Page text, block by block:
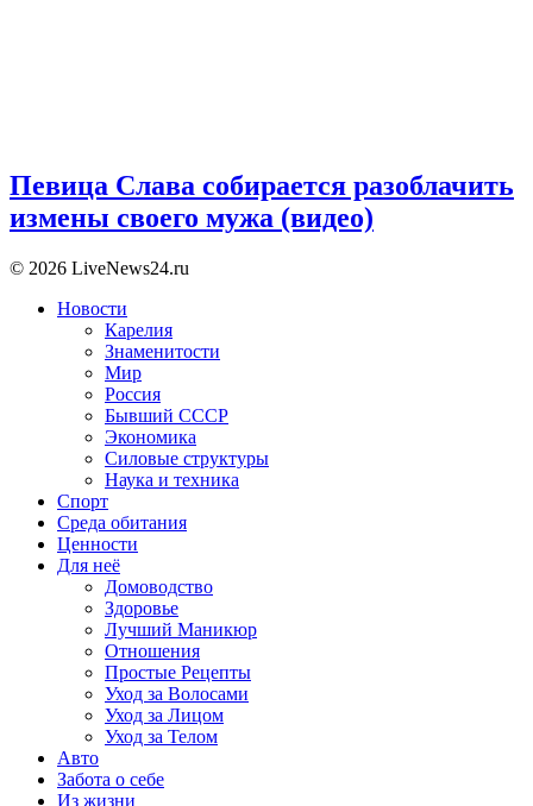
Певица Слава собирается разоблачить
измены своего мужа (видео)
© 2026 LiveNews24.ru
Новости
Карелия
Знаменитости
Мир
Россия
Бывший СССР
Экономика
Силовые структуры
Наука и техника
Спорт
Среда обитания
Ценности
Для неё
Домоводство
Здоровье
Лучший Маникюр
Отношения
Простые Рецепты
Уход за Волосами
Уход за Лицом
Уход за Телом
Авто
Забота о себе
Из жизни